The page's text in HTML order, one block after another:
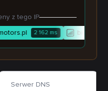
z tego IP
2 162ms
Serwer DNS